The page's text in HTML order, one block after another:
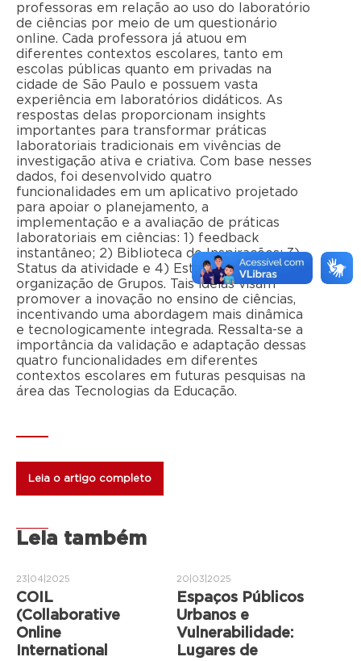
professoras em relação ao uso do laboratório
de ciências por meio de um questionário
online. Cada professora já atuou em
diferentes contextos escolares, tanto em
escolas públicas quanto em privadas na
cidade de São Paulo e possuem vasta
experiência em laboratórios didáticos. As
respostas delas proporcionam insights
importantes para transformar práticas
laboratoriais tradicionais em vivências de
investigação ativa e criativa. Com base nesses
dados, foi desenvolvido quatro
funcionalidades em um aplicativo projetado
para apoiar o planejamento, a
implementação e a avaliação de práticas
laboratoriais em ciências: 1) feedback
instantâneo; 2) Biblioteca de Inspirações; 3)
Status da atividade e 4) Estratégias para
organização de Grupos. Tais ideias visam
promover a inovação no ensino de ciências,
incentivando uma abordagem mais dinâmica
e tecnologicamente integrada. Ressalta-se a
importância da validação e adaptação dessas
quatro funcionalidades em diferentes
contextos escolares em futuras pesquisas na
área das Tecnologias da Educação.
Leia o artigo completo
Leia também
23|04|2025
COIL
(Collaborative
Online
International
20|03|2025
Espaços Públicos
Urbanos e
Vulnerabilidade:
Lugares de